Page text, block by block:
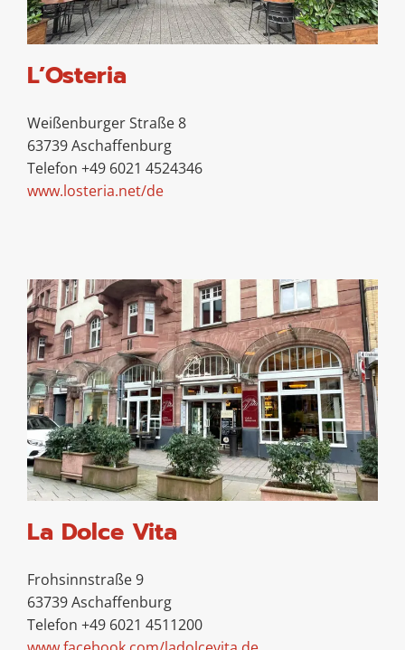
L’Osteria
Weißenburger Straße 8
63739 Aschaffenburg
Telefon +49 6021 4524346
www.losteria.net/de
La Dolce Vita
Frohsinnstraße 9
63739 Aschaffenburg
Telefon +49 6021 4511200